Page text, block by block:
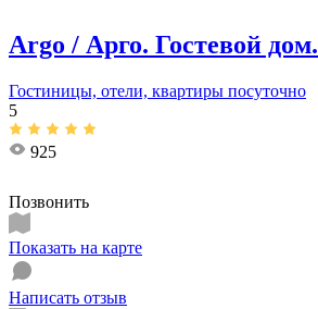
Argo / Арго. ​Гостевой дом.
Гостиницы, отели, квартиры посуточно
5
925
Позвонить
Показать на карте
Написать отзыв